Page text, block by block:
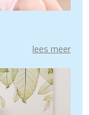
lees meer